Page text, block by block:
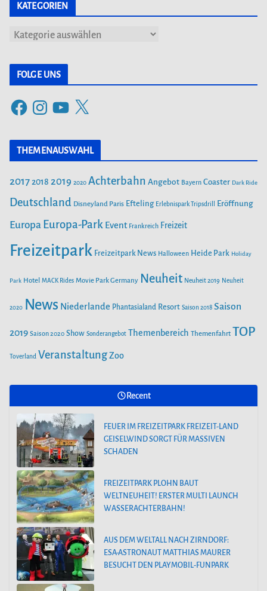
KATEGORIEN
K
g
e
n
FOLGE UNS
F
c
o
o
s
t
g
r
m
Y
u
T
b
e
X
THEMENAUSWAHL
2017 2018 2019 2020 Achterbahn Angebot Bayern Coaster Dark Ride
Deutschland Disneyland Paris Efteling Erlebnispark Tripsdrill Eröffnung
Europa Europa-Park Event Frankreich Freizeit
Freizeitpark Freizeitpark News Halloween Heide Park Holiday
Park Hotel MACK Rides Movie Park Germany Neuheit Neuheit 2019 Neuheit
2020 News Niederlande Phantasialand Resort Saison 2018 Saison
2019 Saison 2020 Show Sonderangebot Themenbereich Themenfahrt TOP
Toverland VeranstaltungZoo
Recent
FEUER IM FREIZEITPARK FREIZEIT-LAND
GEISELWIND SORGT FÜR MASSIVEN
SCHADEN
FREIZEITPARK PLOHN BAUT
WELTNEUHEIT! ERSTER MULTI LAUNCH
WASSERACHTERBAHN!
AUS DEM WELTALL NACH ZIRNDORF:
ESA-ASTRONAUT MATTHIAS MAURER
BESUCHT DEN PLAYMOBIL-FUNPARK